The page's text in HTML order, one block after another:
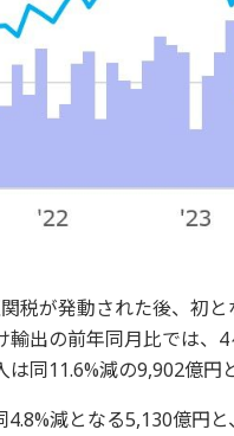
税が発動された後、初
出の前年同月比では、
同11.6%減の9,902億円
減となる5,130億円